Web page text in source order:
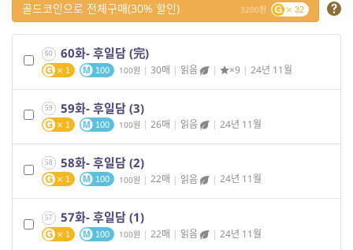
3200 32
골드코인으로 전체구매(30% 할인)
60 60화- 후일담 (完)
1 100 100 | 30매 | 읽음 | ×9 | 24년 11월
59 59화- 후일담 (3)
1 100 100 | 26매 | 읽음 | 24년 11월
58 58화- 후일담 (2)
1 100 100 | 22매 | 읽음 | 24년 11월
57 57화- 후일담 (1)
1 100 100 | 22매 | 읽음 | 24년 11월